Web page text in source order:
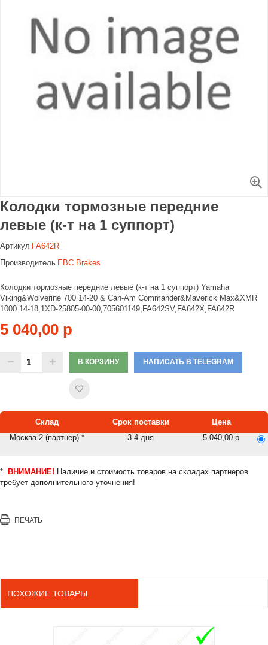
Колодки тормозные передние
левые (к-т на 1 суппорт)
Артикул FA642R
Производитель EBC Brakes
Колодки тормозные передние левые (к-т на 1 суппорт) Yamaha
Viking&Wolverine 700 14-20 & Can-Am Commander&Maverick Max&XMR
1000 14-18,1XD-25805-00-00,705601149,FA642SV,FA642X,FA642R
5 040,00 р
В КОРЗИНУ НАПИСАТЬ В TELEGRAM
Склад Срок поставки
Цена
Москва 2 (партнер) *
3-4 дня 5 040,00 р
* ВНИМАНИЕ! Наличие и стоимость товаров на складах партнеров
требует дополнительного уточнения!
ПЕЧАТЬ
ПОХОЖИЕ ТОВАРЫ